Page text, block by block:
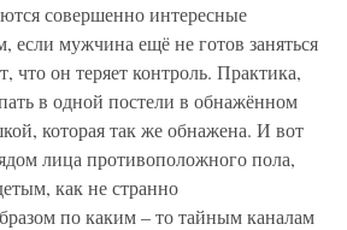
совершенно интересные
если мужчина ещё не готов заняться
что он теряет контроль. Практика,
в одной постели в обнажённом
которая так же обнажена. И вот
лица противоположного пола,
как не странно
по каким – то тайным каналам